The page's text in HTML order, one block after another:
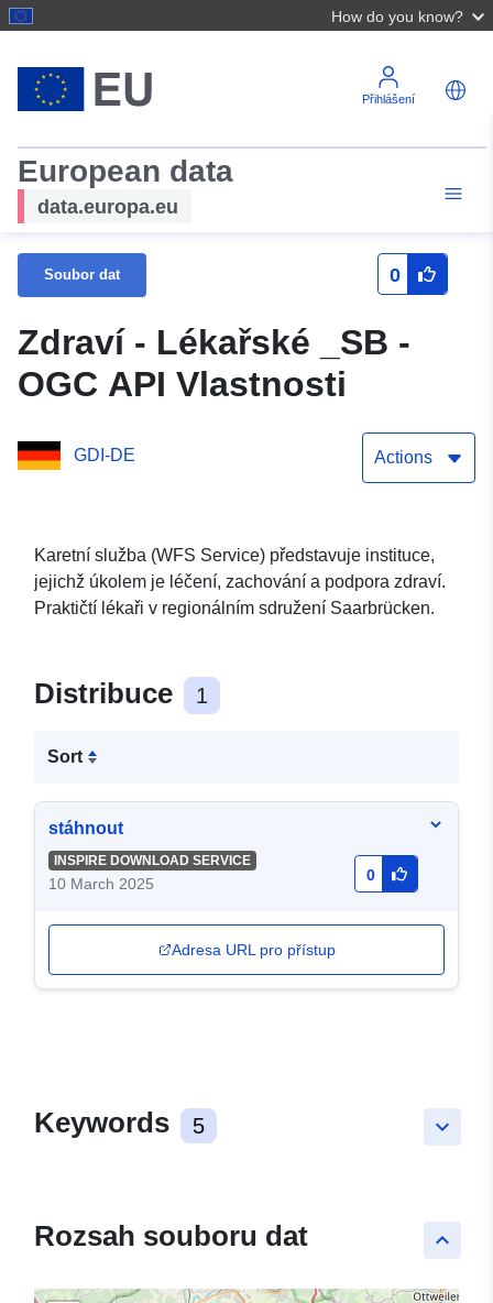
How do you know?
Přihlášení
European data
data.europa.eu
Soubor dat 0
Zdraví - Lékařské _SB -
OGC API Vlastnosti
GDI-DE Actions
Karetní služba (WFS Service) představuje instituce,
jejichž úkolem je léčení, zachování a podpora zdraví.
Praktičtí lékaři v regionálním sdružení Saarbrücken.
Distribuce 1
Sort
stáhnout
INSPIRE DOWNLOAD SERVICE
10 March 2025 0
Adresa URL pro přístup
keyboard_arrow_down
Keywords 5
keyboard_arrow_up
Rozsah souboru dat